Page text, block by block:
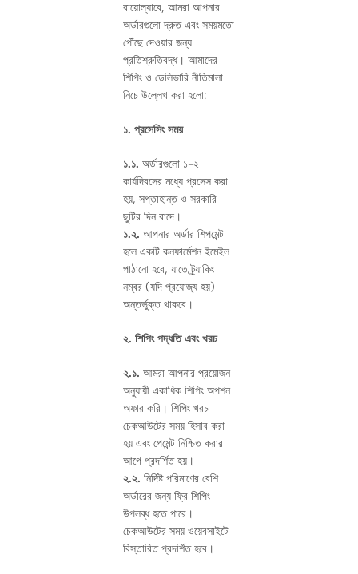
বায়োল্যাবে, আমরা আপনার
অর্ডারগুলো দ্রুত এবং সময়মতো
পৌঁছে দেওয়ার জন্য
প্রতিশ্রুতিবদ্ধ। আমাদের
শিপিং ও ডেলিভারি নীতিমালা
নিচে উল্লেখ করা হলো:
১. প্রসেসিং সময়
১.১. অর্ডারগুলো ১-২
কার্যদিবসের মধ্যে প্রসেস করা
হয়, সপ্তাহান্ত ও সরকারি
ছুটির দিন বাদে।
১.২. আপনার অর্ডার শিপমেন্ট
হলে একটি কনফার্মেশন ইমেইল
পাঠানো হবে, যাতে ট্র্যাকিং
নম্বর (যদি প্রযোজ্য হয়)
অন্তর্ভুক্ত থাকবে।
২. শিপিং পদ্ধতি এবং খরচ
২.১. আমরা আপনার প্রয়োজন
অনুযায়ী একাধিক শিপিং অপশন
অফার করি। শিপিং খরচ
চেকআউটের সময় হিসাব করা
হয় এবং পেমেন্ট নিশ্চিত করার
আগে প্রদর্শিত হয়।
২.২. নির্দিষ্ট পরিমাণের বেশি
অর্ডারের জন্য ফ্রি শিপিং
উপলব্ধ হতে পারে।
চেকআউটের সময় ওয়েবসাইটে
বিস্তারিত প্রদর্শিত হবে।